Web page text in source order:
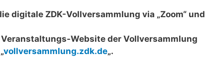
digitale ZDK-Vollversammlung via „Zoom“ und
Website der Vollversammlung
vollversammlung.zdk.de„.